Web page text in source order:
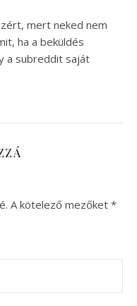
mert neked nem
ha a beküldés
a subreddit saját
A kötelező mezőket *